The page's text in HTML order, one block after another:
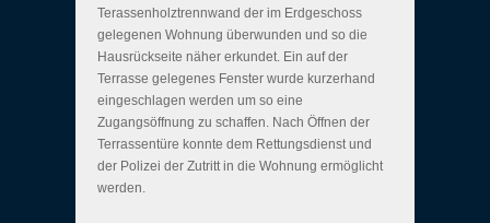
Terassenholztrennwand der im Erdgeschoss
gelegenen Wohnung überwunden und so die
Hausrückseite näher erkundet. Ein auf der
Terrasse gelegenes Fenster wurde kurzerhand
eingeschlagen werden um so eine
Zugangsöffnung zu schaffen. Nach Öffnen der
Terrassentüre konnte dem Rettungsdienst und
der Polizei der Zutritt in die Wohnung ermöglicht
werden.